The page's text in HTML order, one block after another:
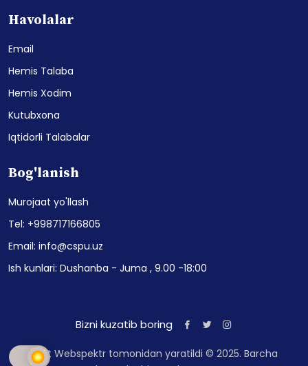
Havolalar
Email
Hemis Talaba
Hemis Xodim
Kutubxona
Iqtidorli Talabalar
Bog'lanish
Murojaat yo'llash
Tel: +998717166805
Email: info@cspu.uz
Ish kunlari: Dushanba - Juma , 9.00 -18:00
Bizni kuzatib boring
Sayt Webspektr tomonidan yaratildi © 2025. Barcha